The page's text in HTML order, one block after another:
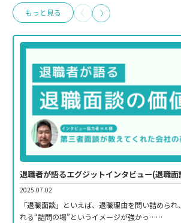
もっと見る
退職者が語るエグジットインタビュー(退職面
2025.07.02
「退職面談」といえば、退職理由を問い詰めら
れる“詰問の場”というイメージが強かっ……